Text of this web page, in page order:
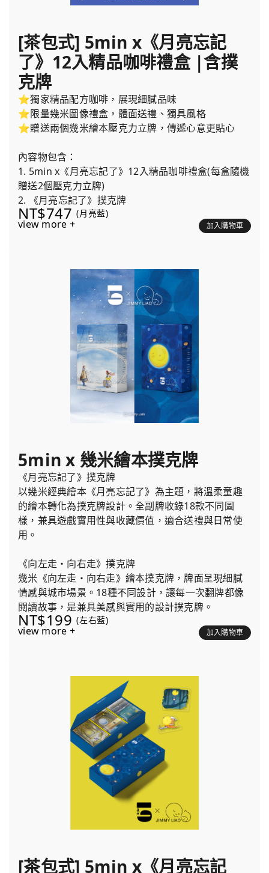
[茶包式] 5min x《月亮忘記
了》12入精品咖啡禮盒 |含撲
克牌
⭐獨家精品配方咖啡，展現細膩品味
⭐限量幾米圖像禮盒，體面送禮、獨具風格
⭐贈送兩個幾米繪本壓克力立牌，傳遞心意更貼心
內容物包含：
1. 5min x《月亮忘記了》12入精品咖啡禮盒(每盒隨機
贈送2個壓克力立牌)
2. 《月亮忘記了》撲克牌
NT$747 (月亮藍)
view more + 加入購物車
5min x 幾米繪本撲克牌
《月亮忘記了》撲克牌
以幾米經典繪本《月亮忘記了》為主題，將溫柔童趣
的繪本轉化為撲克牌設計。全副牌收錄18款不同圖
樣，兼具遊戲實用性與收藏價值，適合送禮與日常使
用。
《向左走・向右走》撲克牌
幾米《向左走・向右走》繪本撲克牌，牌面呈現細膩
情感與城市場景。18種不同設計，讓每一次翻牌都像
閱讀故事，是兼具美感與實用的設計撲克牌。
NT$199 (左右藍)
view more + 加入購物車
[茶包式] 5min x《月亮忘記